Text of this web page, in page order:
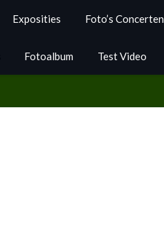
Exposities Foto’s Concerten
Fotoalbum Test Video